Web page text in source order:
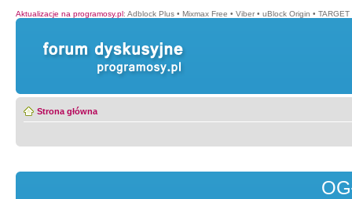
Aktualizacje na programosy.pl: Adblock Plus • Mixmax Free • Viber • uBlock Origin •
Strona główna